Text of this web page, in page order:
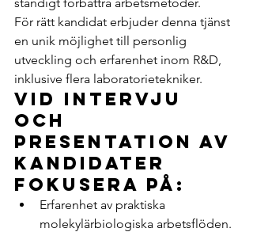
För rätt kandidat erbjuder denna tjänst
en unik möjlighet till personlig
utveckling och erfarenhet inom R&D,
inklusive flera laboratorietekniker.
Vid intervju
och
presentation av
kandidater
fokusera på:
Erfarenhet av praktiska
molekylärbiologiska arbetsflöden.